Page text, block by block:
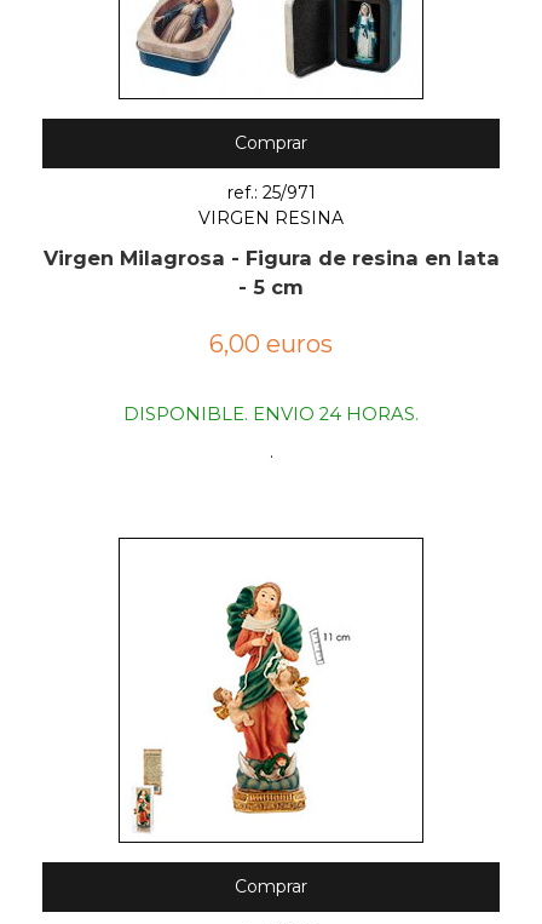
Comprar
ref.: 25/971
VIRGEN RESINA
Virgen Milagrosa - Figura de resina en lata
- 5 cm
6,00 euros
DISPONIBLE. ENVIO 24 HORAS.
.
Comprar